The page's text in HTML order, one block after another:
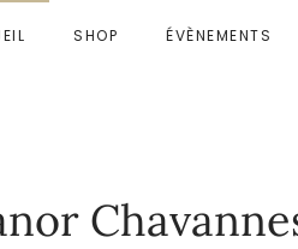
SHOP ÉVÈNEMENTS